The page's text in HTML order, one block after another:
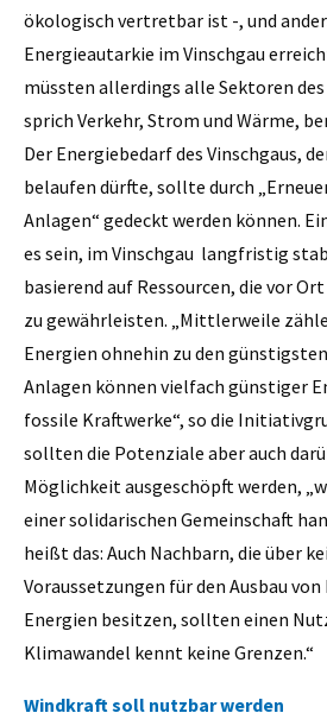
ökologisch vertretbar ist -, und
Energieautarkie im Vinschgau
müssten allerdings alle Sektoren
sprich Verkehr, Strom und Wärme,
Der Energiebedarf des Vinschgaus,
belaufen dürfte, sollte durch
Anlagen“ gedeckt werden können.
es sein, im Vinschgau langfristig
basierend auf Ressourcen, die vor
zu gewährleisten. „Mittlerweile
Energien ohnehin zu den
Anlagen können vielfach günstiger
fossile Kraftwerke“, so die
sollten die Potenziale aber auch
Möglichkeit ausgeschöpft werden,
einer solidarischen Gemeinschaft
heißt das: Auch Nachbarn, die über
Voraussetzungen für den Ausbau
Energien besitzen, sollten einen
Klimawandel kennt keine Grenzen.“
Windkraft soll nutzbar werden